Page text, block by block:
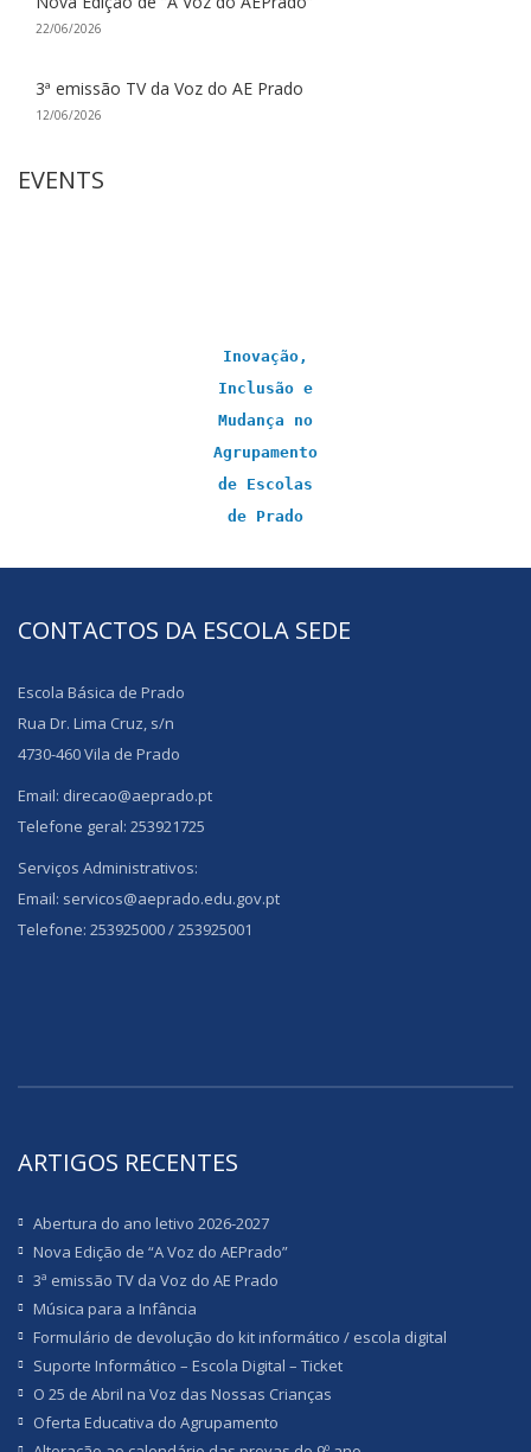
22/06/2026
3ª emissão TV da Voz do AE Prado
12/06/2026
EVENTS
Inovação,
Inclusão e
Mudança no
Agrupamento
de Escolas
de Prado
CONTACTOS DA ESCOLA SEDE
Escola Básica de Prado
Rua Dr. Lima Cruz, s/n
4730-460 Vila de Prado
Email: direcao@aeprado.pt
Telefone geral: 253921725
Serviços Administrativos:
Email: servicos@aeprado.edu.gov.pt
Telefone: 253925000 / 253925001
ARTIGOS RECENTES
Abertura do ano letivo 2026-2027
Nova Edição de “A Voz do AEPrado”
3ª emissão TV da Voz do AE Prado
Música para a Infância
Formulário de devolução do kit informático / escola digital
Suporte Informático – Escola Digital – Ticket
O 25 de Abril na Voz das Nossas Crianças
Oferta Educativa do Agrupamento